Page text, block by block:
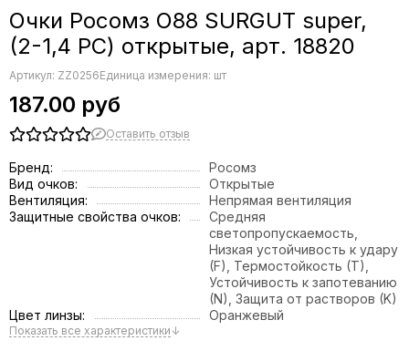
Очки Росомз О88 SURGUT super,
(2-1,4 РС) открытые, арт. 18820
Артикул: ZZ0256Единица измерения: шт
187.00 руб
Оставить отзыв
Бренд:
Росомз
Вид очков:
Открытые
Вентиляция:
Непрямая вентиляция
Защитные свойства очков:
Средняя
светопропускаемость,
Низкая устойчивость к удару
(F), Термостойкость (T),
Устойчивость к запотеванию
(N), Защита от растворов (K)
Цвет линзы:
Оранжевый
Показать все характеристики ↓